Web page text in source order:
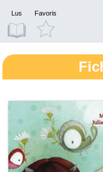
Lus Favoris